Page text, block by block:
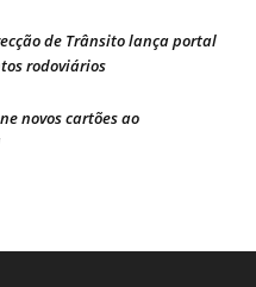
de Trânsito lança portal
rodoviários
novos cartões ao